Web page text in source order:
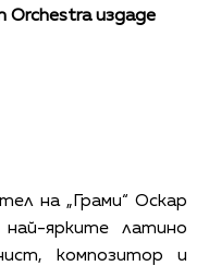
Orchestra издаде
на „Грами“ Оскар
ярките латино
композитор и